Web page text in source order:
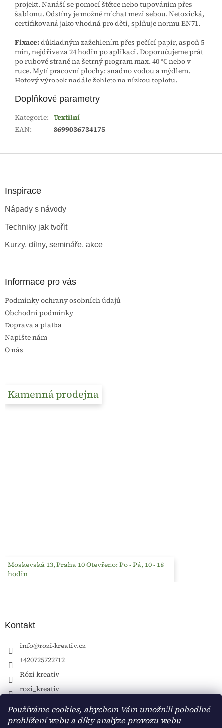
Používáme cookies, abychom Vám umožnili pohodlné
prohlížení webu a díky analýze provozu webu
projekt. Nanáší se pomocí štětce nebo tupováním přes
šablonu. Odstíny je možné míchat mezi sebou. Netoxická,
certifikovaná jako vhodná pro děti, splňuje normu EN71.
Fixace:důkladným zažehlením přes pečící papír, aspoň 5
min, nejdříve za 24 hodin po aplikaci. Doporučujeme prát
po rubové straně na šetrný program max. 40 °C nebo v
ruce. Mytí pracovní plochy: snadno vodou a mýdlem.
Hotový výrobek nadále žehlete na nízkou teplotu.
Doplňkové parametry
Kategorie: Textilní
EAN: 8699036734175
Inspirace
Nápady s návody
Techniky jak tvořit
Kurzy, dílny, semináře, akce
Informace pro vás
Podmínky ochrany osobních údajů
Obchodní podmínky
Doprava a platba
Napište nám
O nás
Kamenná prodejna
Moskevská 13, Praha 10 Otevřeno: Po - Pá, 10 - 18
hodin
Kontakt
info@rozi-kreativ.cz
+420725722712
Rózi kreativ
rozi_kreativ